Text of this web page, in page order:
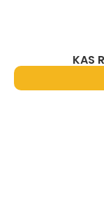
KAS